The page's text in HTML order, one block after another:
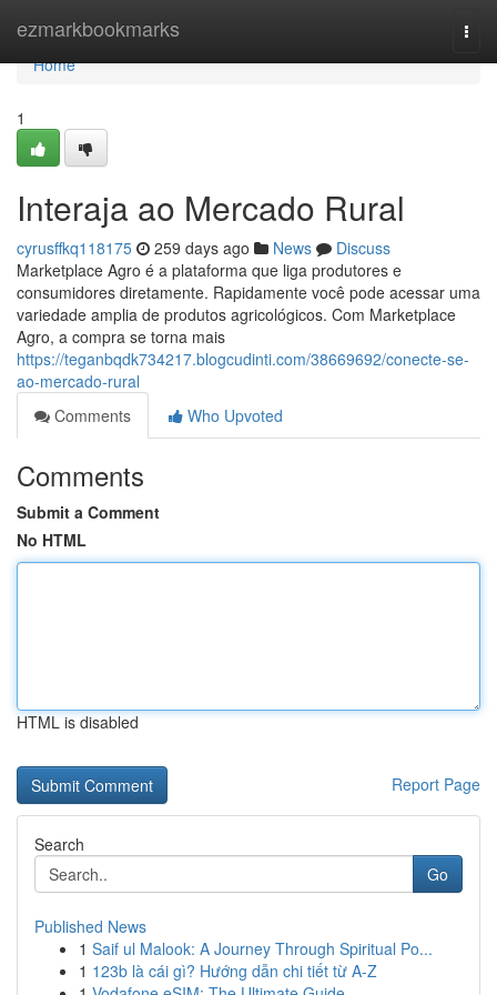
ezmarkbookmarks
Home
Home
1
Interaja ao Mercado Rural
cyrusffkq118175 259 days ago News
Discuss
Marketplace Agro é a plataforma que liga produtores e
consumidores diretamente. Rapidamente você pode acessar uma
variedade amplia de produtos agricológicos. Com Marketplace
Agro, a compra se torna mais
https://teganbqdk734217.blogcudinti.com/38669692/conecte-se-
ao-mercado-rural
Comments
Who Upvoted
Comments
Submit a Comment
No HTML
HTML is disabled
Report Page
Search
Go
Published News
1 Saif ul Malook: A Journey Through Spiritual Po...
1 123b là cái gì? Hướng dẫn chi tiết từ A-Z